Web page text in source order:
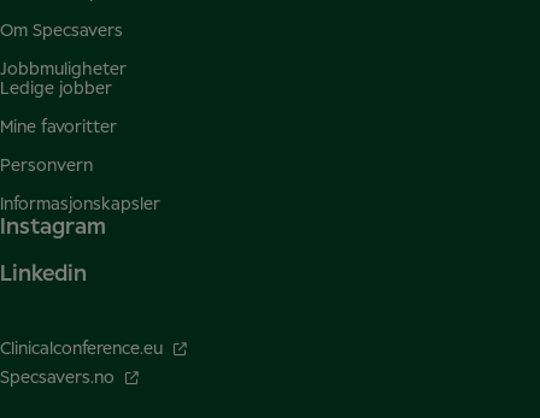
Om Specsavers
Jobbmuligheter
Ledige jobber
Mine favoritter
Personvern
Informasjonskapsler
Instagram
Linkedin
Clinicalconference.eu
Specsavers.no